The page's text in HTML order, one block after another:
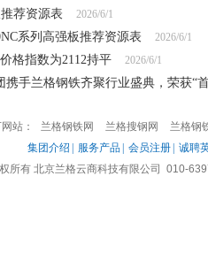
荐资源表 2026/6/1
系列高强板推荐资源表 2026/6/1
格指数为2112持平 2026/6/1
携手兰格钢铁齐聚行业盛典，荣获“